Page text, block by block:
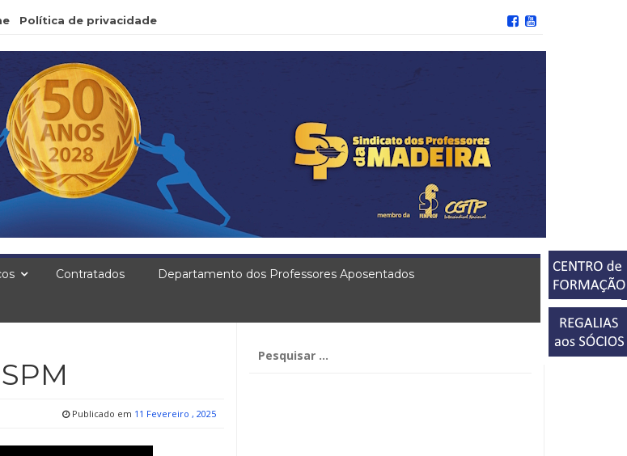
Política de privacidade
Contratados Departamento dos Professores Aposentados
Publicado em 11 Fevereiro , 2025
por: